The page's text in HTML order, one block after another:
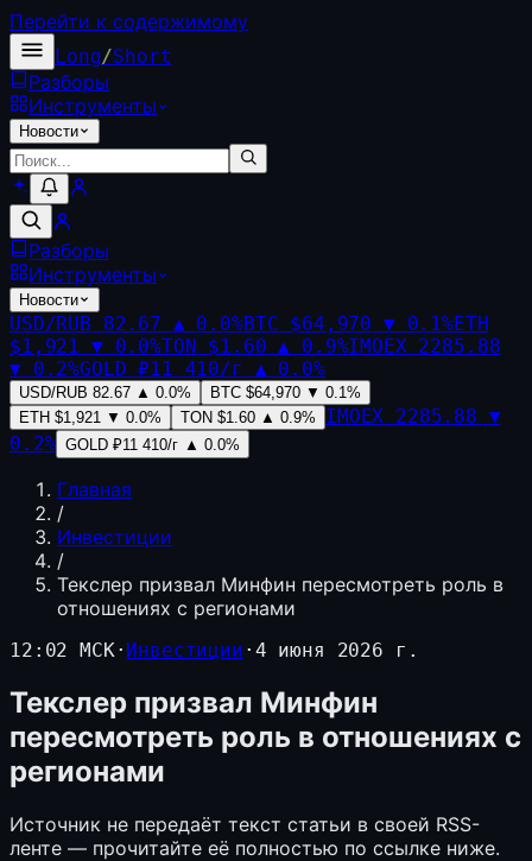
Перейти к содержимому
Long/Short
Разборы
Инструменты
Новости
Разборы
Инструменты
Новости
USD/RUB 82.67 ▲ 0.0%BTC $64,970 ▼ 0.1%ETH
$1,921 ▼ 0.0%TON $1.60 ▲ 0.9%IMOEX 2285.88
▼ 0.2%GOLD ₽11 410/г ▲ 0.0%
USD/RUB 82.67 ▲ 0.0% BTC $64,970 ▼ 0.1%
ETH $1,921 ▼ 0.0% TON $1.60 ▲ 0.9% IMOEX 2285.88 ▼
0.2% GOLD ₽11 410/г ▲ 0.0%
Главная
/
Инвестиции
/
Текслер призвал Минфин пересмотреть роль в
отношениях с регионами
12:02 МСК· Инвестиции · 4 июня 2026 г.
Текслер призвал Минфин
пересмотреть роль в отношениях с
регионами
Источник не передаёт текст статьи в своей RSS-
ленте — прочитайте её полностью по ссылке ниже.